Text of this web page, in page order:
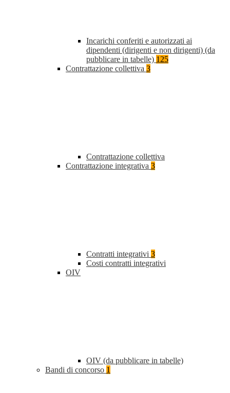
Incarichi conferiti e autorizzati ai
dipendenti (dirigenti e non dirigenti) (da
pubblicare in tabelle) 125
Contrattazione collettiva 3
Contrattazione collettiva
Contrattazione integrativa 3
Contratti integrativi 3
Costi contratti integrativi
OIV
OIV (da pubblicare in tabelle)
Bandi di concorso 1